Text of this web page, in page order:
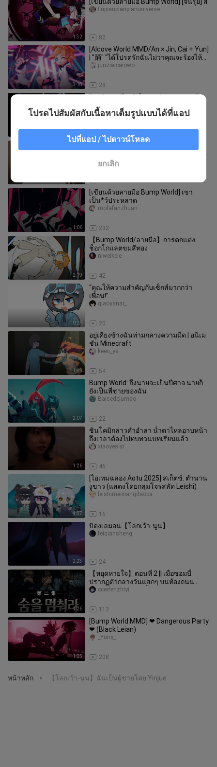
1:32 82
Fupianpianpianuniverse
3:18
[Alcove World MMD/An × Jin, Cai + Yun]
| "踊" "ได้โปรดรักฉันไม่ว่าคุณจะร้องไห้
หรือหัวเราะ"
28
junziaicaiowo
“ญาติสายเลือด”【การสนับสนุนแบบบี
เมิง】
bunengchikaotangyuan
วิญญาณแก่นแท้ของสาวน้อยเพศหญิง
ปรากฏตัว นักบำเพ็ญฝ่ายหญิงแห่งสำนัก
ห้ามยินอยากเป็นคู่ครองธรรมของข้าหรื
-ningmengjun-
1:06
[เขียนด้วยลายมือ Bump World] เขา
เป็น*ว์ประหลาด
232
mofafanzhuan
2:19
【Bump World/ลายมือ】การตกแต่ง
ช็อกโกแลตขมสีทอง
42
niweikele
0:26
“คุณให้ความสำคัญกับเซ็กส์มากกว่า
เพื่อน!”
20
qiaoyanar_
1:49
อยู่เคียงข้างฉันท่ามกลางความมืด | อนิเม
ชัน Minecraft
54
keen_ys
2:07
Bump World: ถึงนายจะเป็นปีศาจ นายก็
ยังเป็นพี่ชายของฉัน
22
Baisedejumao
1:26
ชินโคมิกล่าวคำอำลา น้ำตาไหลอาบหน้า
ถึงเวลาต้องไปทบทวนบทเรียนแล้ว
46
xiaoyesiyi
4:57
[ไอเทมฉลอง Aotu 2025] สเก็ตช์: ตำนาน
งูขาว (แสดงโดยกลุ่มโจรสลัด Leishi)
16
leishimeixiangdaoba
2:23
บิดงเลมอน【โลกเว้า-นูน】
24
feiqiansheng
4:26
【หยุดหายใจ】ตอนที่ 2 || เมื่อซอมบี้
ปรากฏตัวกลางวันแสกๆ บนท้องถนน
เกาหลี จะเกิดอะไรขึ้น?
112
ccerfenzhiyi
1:25
[Bump World MMD] ❤ Dangerous Party
❤ (Black Leian)
208
_Yuny_
หน้าหลัก > 【โลกเว้า-นูน】ฉันเป็นผู้ชายโดย Yinjue
โปรดไปสัมผัสกับเนื้อหาเต็มรูปแบบได้ที่แอป
ไปที่แอป / ไปดาวน์โหลด
ยกเลิก